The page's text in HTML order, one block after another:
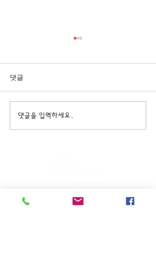
댓글
댓글을 입력하세요.
주일KM예배 (1부) 9am, (2부)